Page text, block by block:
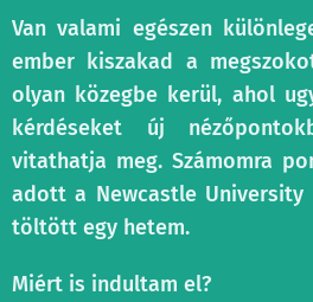
Van valami egészen
ember kiszakad a
olyan közegbe kerül, ahol
kérdéseket új
vitathatja meg. Számomra
adott a Newcastle University
töltött egy hetem.
Miért is indultam el?